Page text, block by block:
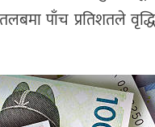
पाँच प्रतिशतले